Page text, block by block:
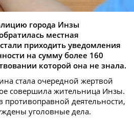
города Инзы
местная
приходить уведомления
на сумму более 160
которой она не знала.
стала очередной жертвой
совершила жительница Инзы.
противоправной деятельности,
уголовные дела.